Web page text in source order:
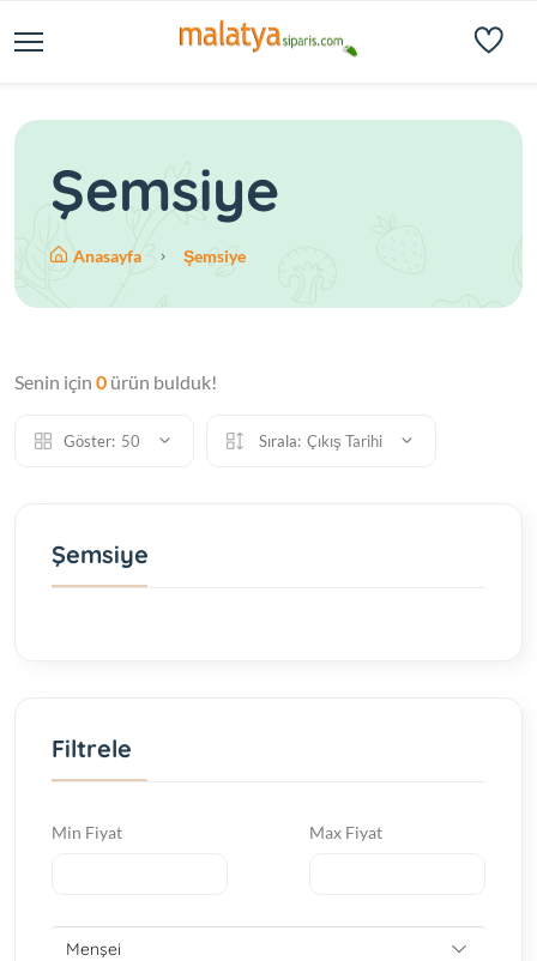
Şemsiye
Anasayfa Şemsiye
Senin için 0 ürün bulduk!
Göster: 50 Sırala: Çıkış Tarihi
Şemsiye
Filtrele
Min Fiyat Max Fiyat
Menşei